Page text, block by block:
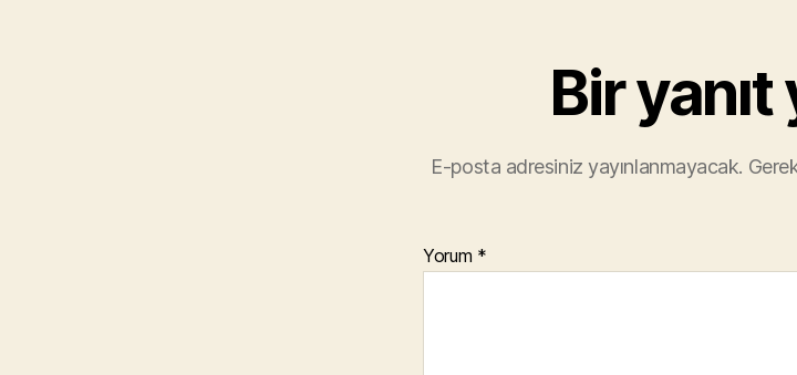
Bir yanıt
E-posta adresiniz yayınlanmayacak.
Yorum *